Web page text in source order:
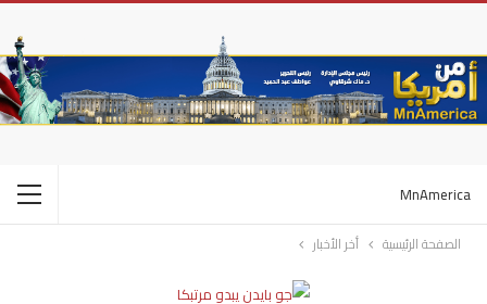
MnAmerica
الصفحة الرئيسية أخر الأخبار